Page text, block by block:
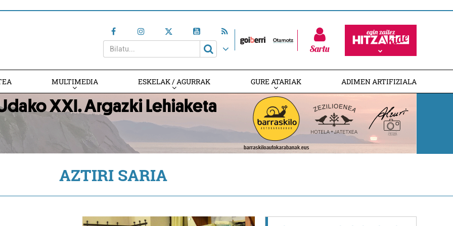
Sartu
MULTIMEDIA ESKELAK / AGURRAK GURE ATARIAK ADIMEN ARTIFIZIALA
AZTIRI SARIA